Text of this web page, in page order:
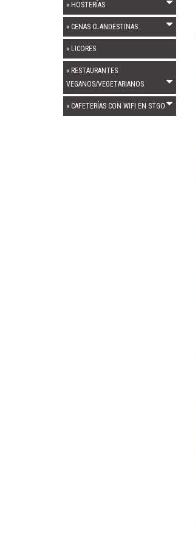
» HOSTERÍAS
» CENAS CLANDESTINAS
» LICORES
» RESTAURANTES
VEGANOS/VEGETARIANOS
» CAFETERÍAS CON WIFI EN STGO